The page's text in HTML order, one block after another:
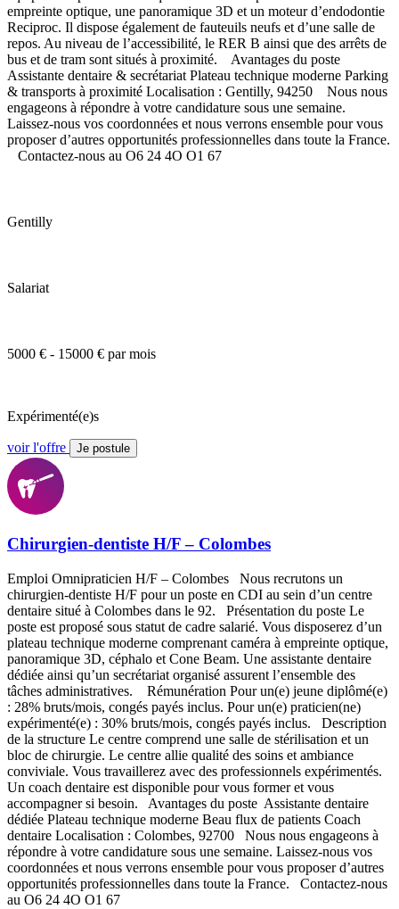
empreinte optique, une panoramique 3D et un moteur d’endodontie
Reciproc. Il dispose également de fauteuils neufs et d’une salle de
repos. Au niveau de l’accessibilité, le RER B ainsi que des arrêts de
bus et de tram sont situés à proximité. Avantages du poste
Assistante dentaire & secrétariat Plateau technique moderne Parking
& transports à proximité Localisation : Gentilly, 94250 Nous nous
engageons à répondre à votre candidature sous une semaine.
Laissez-nous vos coordonnées et nous verrons ensemble pour vous
proposer d’autres opportunités professionnelles dans toute la France.
Contactez-nous au O6 24 4O O1 67
Gentilly
Salariat
5000 € - 15000 € par mois
Expérimenté(e)s
voir l'offre Je postule
Chirurgien-dentiste H/F – Colombes
Emploi Omnipraticien H/F – Colombes Nous recrutons un
chirurgien-dentiste H/F pour un poste en CDI au sein d’un centre
dentaire situé à Colombes dans le 92. Présentation du poste Le
poste est proposé sous statut de cadre salarié. Vous disposerez d’un
plateau technique moderne comprenant caméra à empreinte optique,
panoramique 3D, céphalo et Cone Beam. Une assistante dentaire
dédiée ainsi qu’un secrétariat organisé assurent l’ensemble des
tâches administratives. Rémunération Pour un(e) jeune diplômé(e)
: 28% bruts/mois, congés payés inclus. Pour un(e) praticien(ne)
expérimenté(e) : 30% bruts/mois, congés payés inclus. Description
de la structure Le centre comprend une salle de stérilisation et un
bloc de chirurgie. Le centre allie qualité des soins et ambiance
conviviale. Vous travaillerez avec des professionnels expérimentés.
Un coach dentaire est disponible pour vous former et vous
accompagner si besoin. Avantages du poste Assistante dentaire
dédiée Plateau technique moderne Beau flux de patients Coach
dentaire Localisation : Colombes, 92700 Nous nous engageons à
répondre à votre candidature sous une semaine. Laissez-nous vos
coordonnées et nous verrons ensemble pour vous proposer d’autres
opportunités professionnelles dans toute la France. Contactez-nous
au O6 24 4O O1 67